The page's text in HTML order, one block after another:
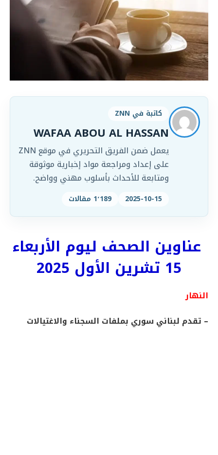
كاتبة في ZNN
WAFAA ABOU AL HASSAN
يعمل ضمن الفريق التحريري في موقع ZNN
على إعداد ومراجعة مواد إخبارية موثوقة
ومتابعة للأحداث بأسلوب مهني وواضح.
2025-10-15 1٬189 مقالات
عناوين الصحف ليوم الأربعاء
15 تشرين الأول 2025
النهار
– تقدم لبناني سوري بملفات السجناء والاغتيالات